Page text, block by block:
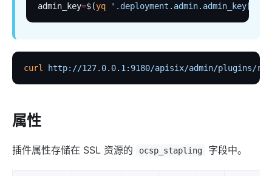
proxy-rewrite
grpc-web
fault-injection
attach-consumer-label
admin_key=$(yq
curl http://127.0.0.1:9180/apisix/admin/plugins/
属性
插件属性存储在 SSL 资源的 ocsp_stapling 字段中。